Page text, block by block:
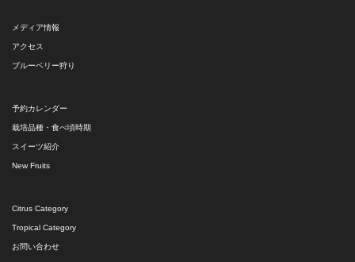
メディア情報
アクセス
ブルーベリー狩り
予約カレンダー
栽培品種・食べ頃時期
スイーツ紹介
New Fruits
Citrus Category
Tropical Category
お問い合わせ